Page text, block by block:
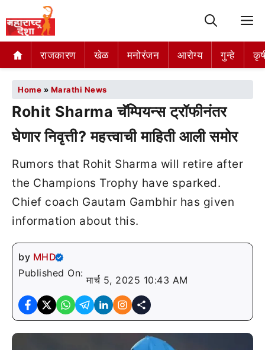
राजकारण खेळ मनोरंजन आरोग्य गुन्हे
Home » Marathi News
Rohit Sharma चॅम्पियन्स ट्रॉफीनंतर
घेणार निवृत्ती? महत्त्वाची माहिती आली समोर
Rumors that Rohit Sharma will retire after
the Champions Trophy have sparked.
Chief coach Gautam Gambhir has given
information about this.
by MHD
Published On:
मार्च 5, 2025 10:43 AM